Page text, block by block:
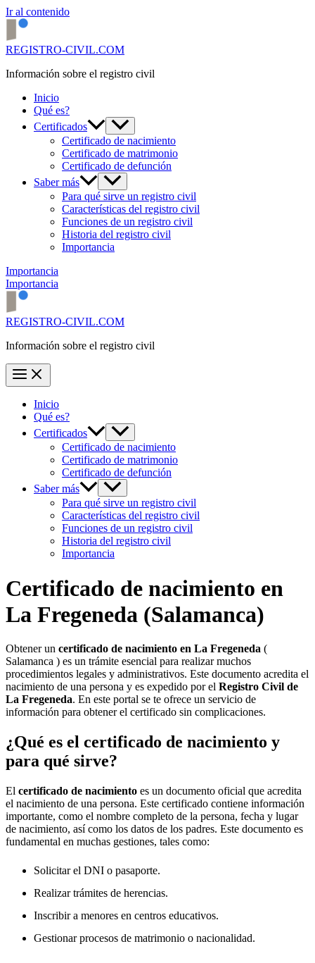
Ir al contenido
REGISTRO-CIVIL.COM
Información sobre el registro civil
Inicio
Qué es?
Certificados
Certificado de nacimiento
Certificado de matrimonio
Certificado de defunción
Saber más
Para qué sirve un registro civil
Características del registro civil
Funciones de un registro civil
Historia del registro civil
Importancia
Importancia
Importancia
REGISTRO-CIVIL.COM
Información sobre el registro civil
Inicio
Qué es?
Certificados
Certificado de nacimiento
Certificado de matrimonio
Certificado de defunción
Saber más
Para qué sirve un registro civil
Características del registro civil
Funciones de un registro civil
Historia del registro civil
Importancia
Certificado de nacimiento en
La Fregeneda (Salamanca)
Obtener un certificado de nacimiento en La Fregeneda (
Salamanca ) es un trámite esencial para realizar muchos
procedimientos legales y administrativos. Este documento acredita el
nacimiento de una persona y es expedido por el Registro Civil de
La Fregeneda. En este portal se te ofrece un servicio de
información para obtener el certificado sin complicaciones.
¿Qué es el certificado de nacimiento y
para qué sirve?
El certificado de nacimiento es un documento oficial que acredita
el nacimiento de una persona. Este certificado contiene información
importante, como el nombre completo de la persona, fecha y lugar
de nacimiento, así como los datos de los padres. Este documento es
fundamental en muchas gestiones, tales como:
Solicitar el DNI o pasaporte.
Realizar trámites de herencias.
Inscribir a menores en centros educativos.
Gestionar procesos de matrimonio o nacionalidad.